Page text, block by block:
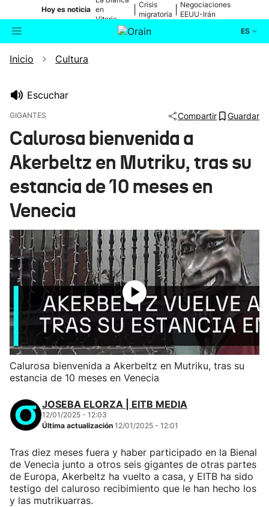
Hoy es noticia en
Vitoria-
Gasteiz
Crisis
migratoria
Negociaciones
EEUU-Irán
ES
Buscador
Ikusmiran
Eguraldia
Inicio Cultura
Escuchar
GIGANTES Compartir Guardar
Calurosa bienvenida a
Akerbeltz en Mutriku, tras su
estancia de 10 meses en
Venecia
Calurosa bienvenida a Akerbeltz en Mutriku, tras su
estancia de 10 meses en Venecia
JOSEBA ELORZA | EITB MEDIA
12/01/2025 - 12:03
Última actualización 12/01/2025 - 12:01
Tras diez meses fuera y haber participado en la Bienal
de Venecia junto a otros seis gigantes de otras partes
de Europa, Akerbeltz ha vuelto a casa, y EITB ha sido
testigo del caluroso recibimiento que le han hecho los
y las mutrikuarras.